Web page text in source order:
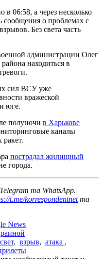
06:58, а через несколько
о проблемах с
Без света часть
администрации Олег
находиться в
сил ВСУ уже
вражеской
юге.
полуночи в Харькове
каналы
ракет.
пострадал жилищный
города.
та WhatsApp.
t.me/korrespondentnetта
News
свет, взрыв, атака ,